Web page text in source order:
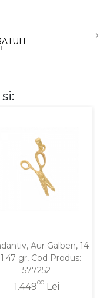
›
Aur Galben, 14
gr, Cod Produs:
577252
1.44900Lei